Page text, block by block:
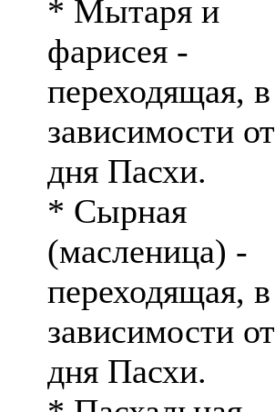
* Мытаря и
фарисея -
переходящая, в
зависимости от
дня Пасхи.
* Сырная
(масленица) -
переходящая, в
зависимости от
дня Пасхи.